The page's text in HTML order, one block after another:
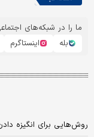
ما را در شبکه‌های
بله
اینستاگرم
روش‌هایی برای انگیزه